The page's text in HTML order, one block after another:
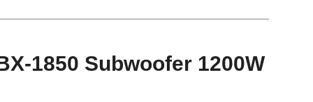
1850 Subwoofer 1200W